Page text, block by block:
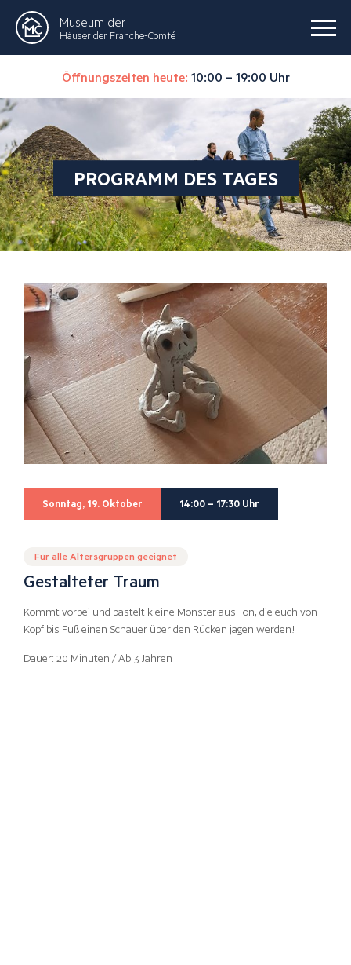
Museum der
Häuser der Franche-Comté
Öffnungszeiten heute: 10:00 – 19:00 Uhr
PROGRAMM DES TAGES
Sonntag, 19. Oktober 14:00 – 17:30 Uhr
Für alle Altersgruppen geeignet
Gestalteter Traum
Kommt vorbei und bastelt kleine Monster aus Ton, die euch von
Kopf bis Fuß einen Schauer über den Rücken jagen werden!
Dauer: 20 Minuten / Ab 3 Jahren